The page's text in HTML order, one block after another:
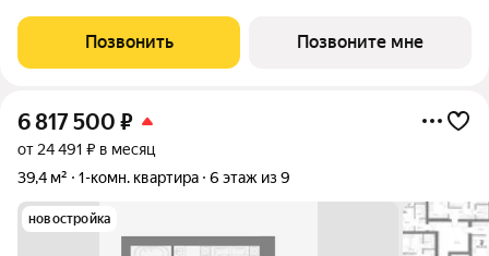
2% 3. «Большой семье большая скидка» от 1% до 3% По
каждому виду скидок требуются
Позвонить Позвоните мне
6 817 500 ₽
от 24 491 ₽ в месяц
39,4 м²
1-комн. квартира 6 этаж из 9
новостройка